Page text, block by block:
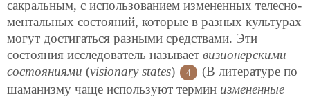
сакральным, с использованием измененных телесно-
ментальных состояний, которые в разных культурах
могут достигаться разными средствами. Эти
состояния исследователь называет визионерскими
состояниями (visionary states) 4
(В литературе по
шаманизму чаще используют термин измененные